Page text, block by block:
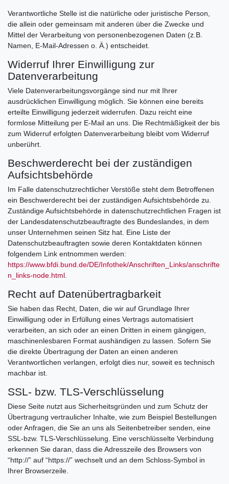
Verantwortliche Stelle ist die natürliche oder juristische Person,
die allein oder gemeinsam mit anderen über die Zwecke und
Mittel der Verarbeitung von personenbezogenen Daten (z.B.
Namen, E-Mail-Adressen o. Ä.) entscheidet.
Widerruf Ihrer Einwilligung zur
Datenverarbeitung
Viele Datenverarbeitungsvorgänge sind nur mit Ihrer
ausdrücklichen Einwilligung möglich. Sie können eine bereits
erteilte Einwilligung jederzeit widerrufen. Dazu reicht eine
formlose Mitteilung per E-Mail an uns. Die Rechtmäßigkeit der bis
zum Widerruf erfolgten Datenverarbeitung bleibt vom Widerruf
unberührt.
Beschwerderecht bei der zuständigen
Aufsichtsbehörde
Im Falle datenschutzrechtlicher Verstöße steht dem Betroffenen
ein Beschwerderecht bei der zuständigen Aufsichtsbehörde zu.
Zuständige Aufsichtsbehörde in datenschutzrechtlichen Fragen ist
der Landesdatenschutzbeauftragte des Bundeslandes, in dem
unser Unternehmen seinen Sitz hat. Eine Liste der
Datenschutzbeauftragten sowie deren Kontaktdaten können
folgendem Link entnommen werden:
https://www.bfdi.bund.de/DE/Infothek/Anschriften_Links/anschrifte
n_links-node.html
Recht auf Datenübertragbarkeit
Sie haben das Recht, Daten, die wir auf Grundlage Ihrer
Einwilligung oder in Erfüllung eines Vertrags automatisiert
verarbeiten, an sich oder an einen Dritten in einem gängigen,
maschinenlesbaren Format aushändigen zu lassen. Sofern Sie
die direkte Übertragung der Daten an einen anderen
Verantwortlichen verlangen, erfolgt dies nur, soweit es technisch
machbar ist.
SSL- bzw. TLS-Verschlüsselung
Diese Seite nutzt aus Sicherheitsgründen und zum Schutz der
Übertragung vertraulicher Inhalte, wie zum Beispiel Bestellungen
oder Anfragen, die Sie an uns als Seitenbetreiber senden, eine
SSL-bzw. TLS-Verschlüsselung. Eine verschlüsselte Verbindung
erkennen Sie daran, dass die Adresszeile des Browsers von
“http://” auf “https://” wechselt und an dem Schloss-Symbol in
Ihrer Browserzeile.